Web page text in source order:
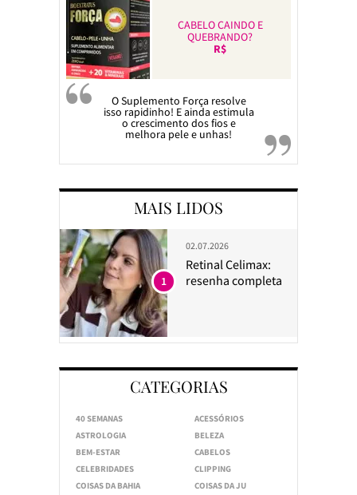
CABELO CAINDO E
QUEBRANDO?
R$
O Suplemento Força resolve
isso rapidinho! E ainda estimula
o crescimento dos fios e
melhora pele e unhas!
MAIS LIDOS
02.07.2026
Retinal Celimax:
resenha completa
1
CATEGORIAS
40 SEMANAS
ACESSÓRIOS
ASTROLOGIA
BELEZA
BEM-ESTAR
CABELOS
CELEBRIDADES
CLIPPING
COISAS DA BAHIA
COISAS DA JU